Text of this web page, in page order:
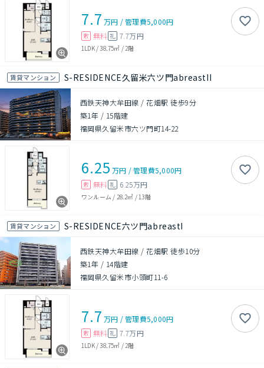
7.7 万円 /管理費5,000円
敷 無料 礼 7.7万円
1LDK/38.75㎡ / 2階
賃貸マンション S-RESIDENCE久留米六ツ門abreastII
西鉄天神大牟田線 / 花畑駅 徒歩9分
築1年 / 15階建
福岡県久留米市六ツ門町14-22
6.25 万円 /管理費5,000円
敷 無料 礼 6.25万円
ワンルーム / 28.2㎡ / 13階
賃貸マンション S-RESIDENCE六ツ門abreastI
西鉄天神大牟田線 / 花畑駅 徒歩10分
築1年 / 14階建
福岡県久留米市小頭町11-6
7.7 万円 /管理費5,000円
敷 無料 礼 7.7万円
1LDK/38.75㎡ / 2階